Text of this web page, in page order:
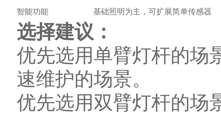
智能功能 基础照明为主，可扩展简单传感器
选择建议：
优先选用单臂灯杆的场
速维护的场景。
优先选用双臂灯杆的场